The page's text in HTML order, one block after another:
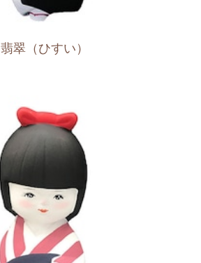
翡翠（ひすい）